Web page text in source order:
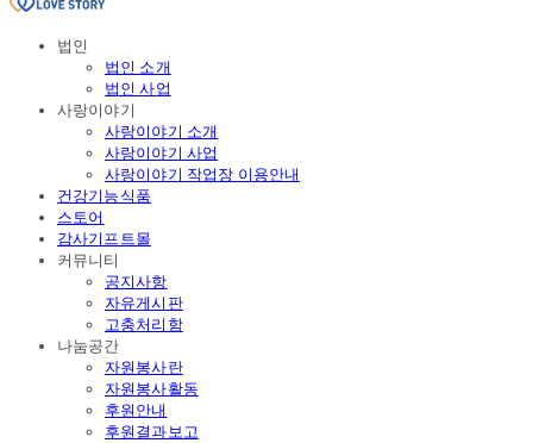
법인
법인 소개
법인 사업
사랑이야기
사랑이야기 소개
사랑이야기 사업
사랑이야기 작업장 이용안내
건강기능식품
스토어
감사기프트몰
커뮤니티
공지사항
자유게시판
고충처리함
나눔공간
자원봉사란
자원봉사활동
후원안내
후원결과보고